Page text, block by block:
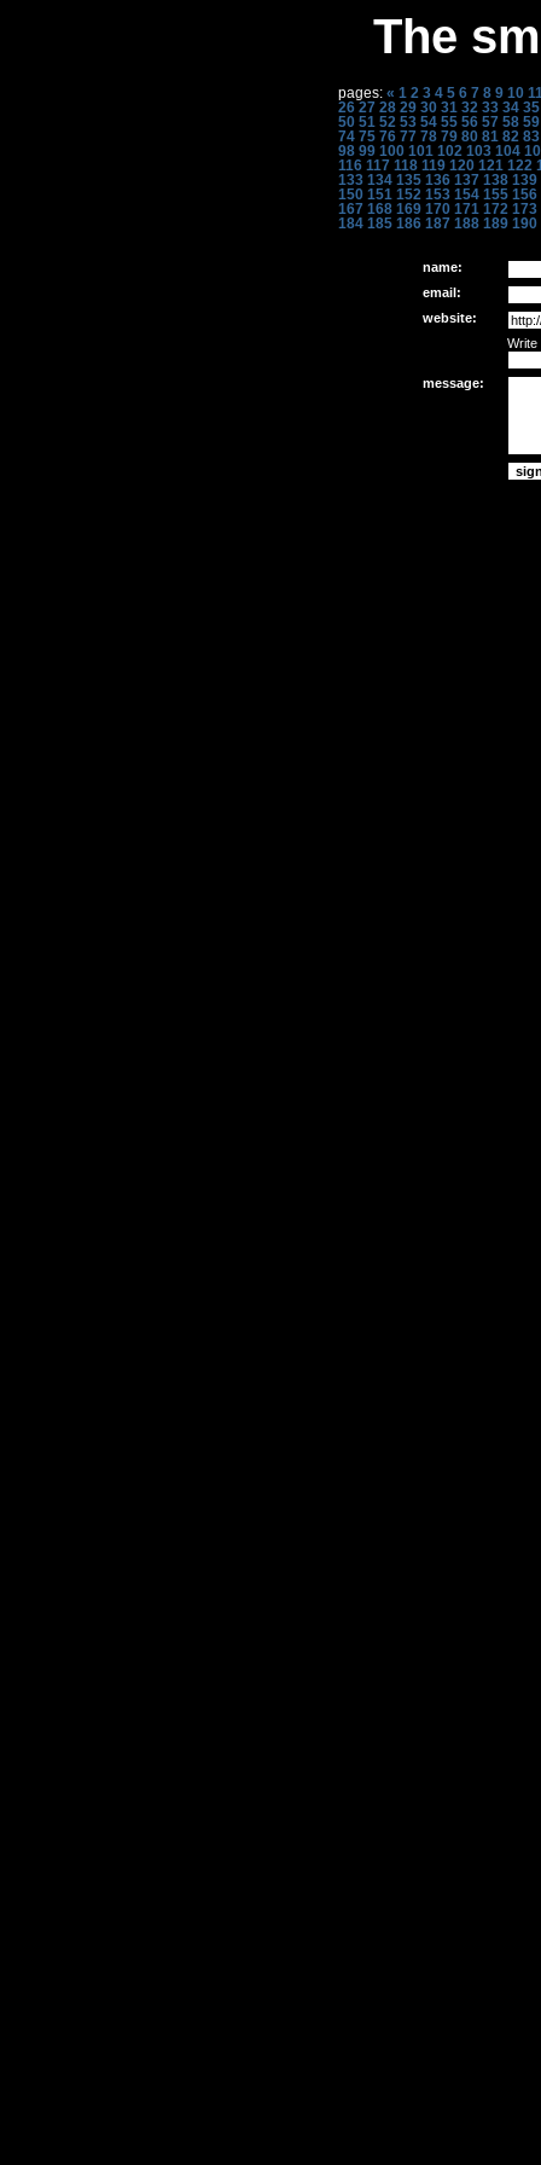
The
pages: « 1 2 3 4 5 6 7 8 9 10
26 27 28 29 30 31 32 33 34 35
50 51 52 53 54 55 56 57 58 59
74 75 76 77 78 79 80 81 82 83
98 99 100 101 102 103 104
116 117 118 119 120 121 122
133 134 135 136 137 138 139
150 151 152 153 154 155 156
167 168 169 170 171 172 173
184 185 186 187 188 189 190
name:
email:
website:
Write
message: